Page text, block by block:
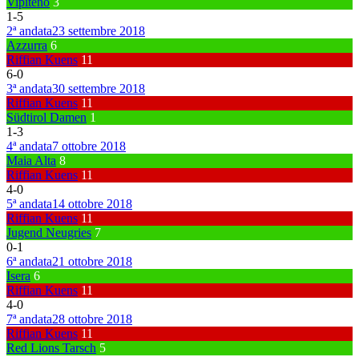
1-5
2ª andata23 settembre 2018
Azzurra 6
Riffian Kuens 11
6-0
3ª andata30 settembre 2018
Riffian Kuens 11
Südtirol Damen 1
1-3
4ª andata7 ottobre 2018
Maia Alta 8
Riffian Kuens 11
4-0
5ª andata14 ottobre 2018
Riffian Kuens 11
Jugend Neugries 7
0-1
6ª andata21 ottobre 2018
Isera 6
Riffian Kuens 11
4-0
7ª andata28 ottobre 2018
Riffian Kuens 11
Red Lions Tarsch 5